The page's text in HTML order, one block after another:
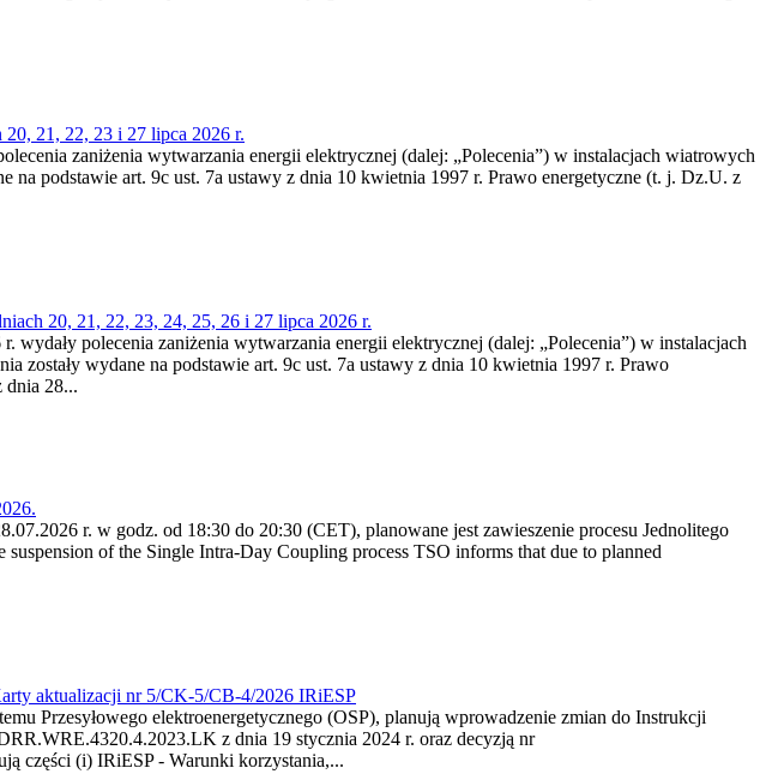
21, 22, 23 i 27 lipca 2026 r.
zaniżenia wytwarzania energii elektrycznej (dalej: „Polecenia”) w instalacjach wiatrowych
na podstawie art. 9c ust. 7a ustawy z dnia 10 kwietnia 1997 r. Prawo energetyczne (t. j. Dz.U. z
20, 21, 22, 23, 24, 25, 26 i 27 lipca 2026 r.
polecenia zaniżenia wytwarzania energii elektrycznej (dalej: „Polecenia”) w instalacjach
zostały wydane na podstawie art. 9c ust. 7a ustawy z dnia 10 kwietnia 1997 r. Prawo
dnia 28...
r. w godz. od 18:30 do 20:30 (CET), planowane jest zawieszenie procesu Jednolitego
of the Single Intra-Day Coupling process TSO informs that due to planned
aktualizacji nr 5/CK-5/CB-4/2026 IRiESP
Przesyłowego elektroenergetycznego (OSP), planują wprowadzenie zmian do Instrukcji
z dnia 19 stycznia 2024 r. oraz decyzją nr
części (i) IRiESP - Warunki korzystania,...